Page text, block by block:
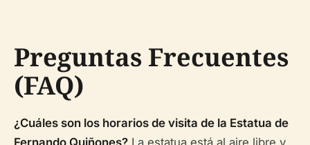
Preguntas Frecuentes
(FAQ)
¿Cuáles son los horarios de visita de la Estatua de
Fernando Quiñones? La estatua está al aire libre y